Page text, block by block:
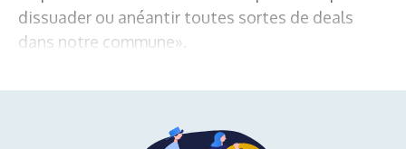
dissuader ou anéantir toutes sortes de deals
dans notre commune».